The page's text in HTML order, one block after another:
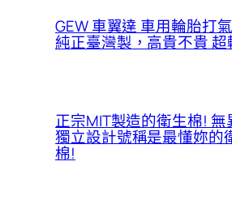
GEW 車翼達 車用輪胎打氣
純正臺灣製，高貴不貴 超
正宗MIT製造的衛生棉! 無
獨立設計號稱是最懂妳的
棉!